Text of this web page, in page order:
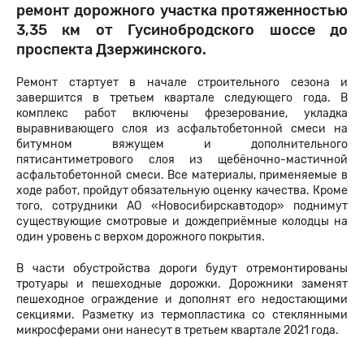
ремонт дорожного участка протяженностью
3,35 км от Гусинобродского шоссе до
проспекта Дзержинского.
Ремонт стартует в начале строительного сезона и
завершится в третьем квартале следующего года. В
комплекс работ включены фрезерование, укладка
выравнивающего слоя из асфальтобетонной смеси на
битумном вяжущем и дополнительного
пятисантиметрового слоя из щебёночно-мастичной
асфальтобетонной смеси. Все материалы, применяемые в
ходе работ, пройдут обязательную оценку качества. Кроме
того, сотрудники АО «Новосибирскавтодор» поднимут
существующие смотровые и дождеприёмные колодцы на
один уровень с верхом дорожного покрытия.
В части обустройства дороги будут отремонтированы
тротуары и пешеходные дорожки. Дорожники заменят
пешеходное ограждение и дополнят его недостающими
секциями. Разметку из термопластика со стеклянными
микросферами они нанесут в третьем квартале 2021 года.